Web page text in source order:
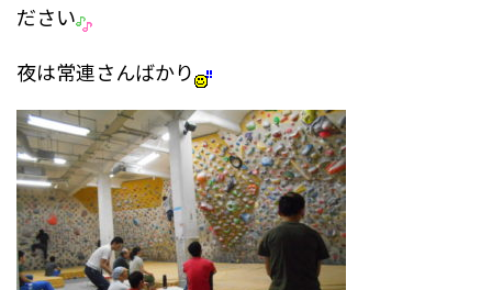
ださい
夜は常連さんばかり